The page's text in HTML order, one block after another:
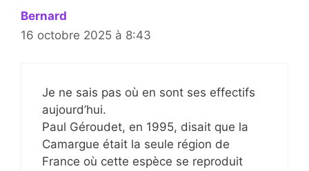
Bernard
16 octobre 2025 à 8:43
Je ne sais pas où en sont ses effectifs
aujourd’hui.
Paul Géroudet, en 1995, disait que la
Camargue était la seule région de
France où cette espèce se reproduit